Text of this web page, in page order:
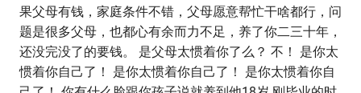
果父母有钱，家庭条件不错，父母愿意帮忙干啥都行，问
题是很多父母，也都心有余而力不足，养了你二三十年，
还没完没了的要钱。 是父母太惯着你了么？ 不！ 是你太
惯着你自己了！ 是你太惯着你自己了！ 是你太惯着你自